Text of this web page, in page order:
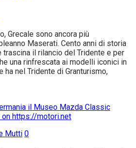
Grecale sono ancora più
Maserati. Cento anni di storia
trascina il rilancio del Tridente e per
una rinfrescata ai modelli iconici in
ha nel Tridente di Granturismo,
Mutti 0